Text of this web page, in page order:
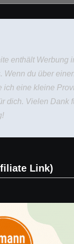
enthält Werbung
Wenn du über
ich eine kleine
dich. Vielen Dank
Link)